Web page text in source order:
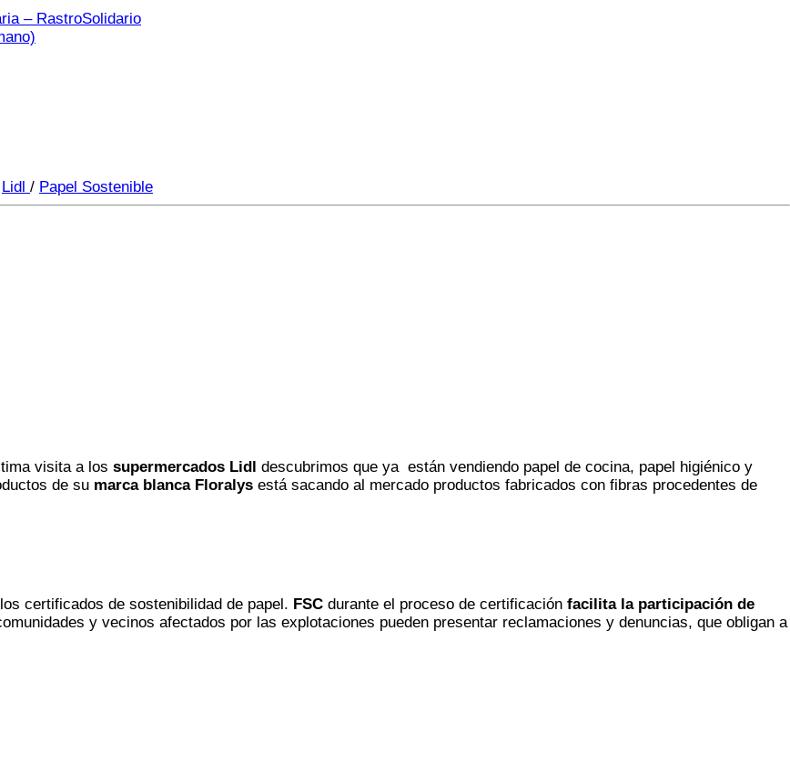
– RastroSolidario
Lidl / Papel Sostenible
visita a los supermercados Lidl descubrimos que ya están vendiendo papel de cocina, papel higiénico y
de su marca blanca Floralys está sacando al mercado productos fabricados con fibras procedentes de
certificados de sostenibilidad de papel. FSC durante el proceso de certificación facilita la participación de
y vecinos afectados por las explotaciones pueden presentar reclamaciones y denuncias, que obligan a